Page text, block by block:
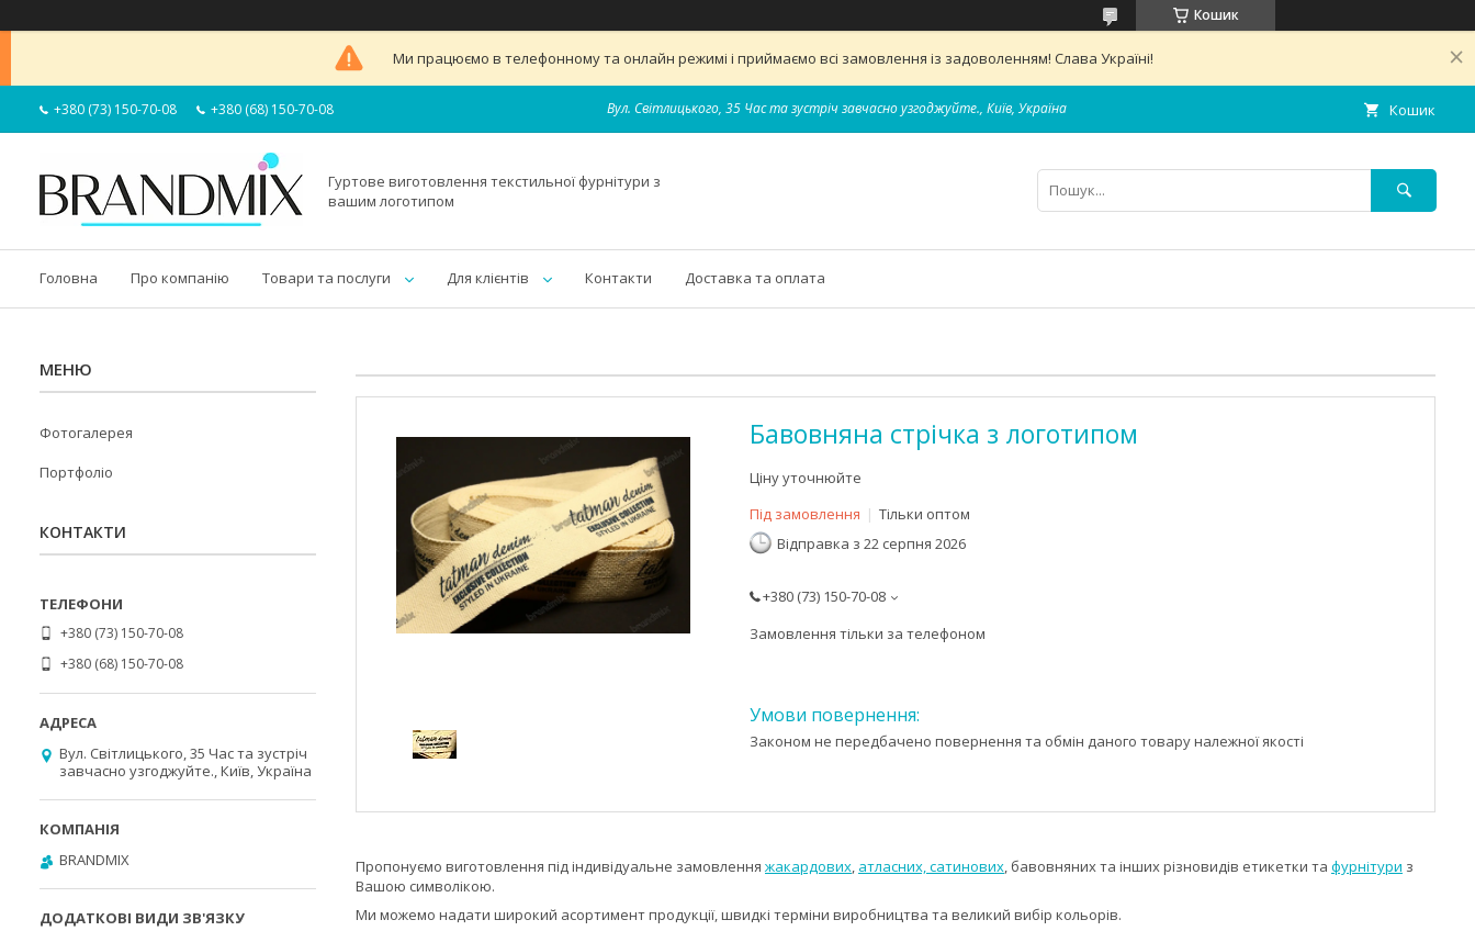
Кошик
Ми працюємо в телефонному та онлайн режимі і приймаємо всі замовлення із задоволенням! Слава Україні!
+380 (73) 150-70-08 +380 (68) 150-70-08 Вул. Світлицького, 35 Час та зустріч завчасно узгоджуйте., Київ, Україна Кошик
Гуртове виготовлення текстильної фурнітури з
вашим логотипом
Головна Про компанію Товари та послуги Для клієнтів Контакти Доставка та оплата
Бавовняна стрічка з логотипом
Ціну уточнюйте
Під замовлення
Тільки оптом
Відправка з 22 серпня 2026
+380 (73) 150-70-08
Замовлення тільки за телефоном
Законом не передбачено повернення та обмін даного товару належної якості
Пропонуємо виготовлення під індивідуальне замовлення жакардових, атласних,сатинових, бавовняних та інших різновидів етикетки та фурнітури з
Вашою символікою.
Ми можемо надати широкий асортимент продукції, швидкі терміни виробництва та великий вибір кольорів.
Фотогалерея
Портфоліо
КОНТАКТИ
+380 (73) 150-70-08
+380 (68) 150-70-08
Вул. Світлицького, 35 Час та зустріч
завчасно узгоджуйте., Київ, Україна
BRANDMIX